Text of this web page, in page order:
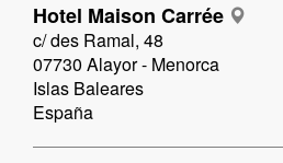
Hotel Maison Carrée
c/ des Ramal, 48
07730 Alayor - Menorca
Islas Baleares
España